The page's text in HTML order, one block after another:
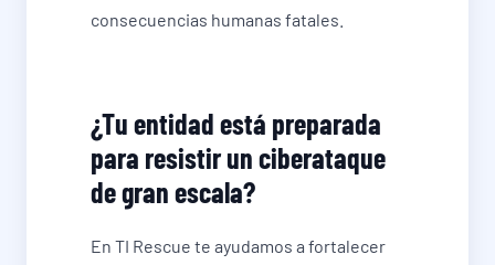
consecuencias humanas fatales.
¿Tu entidad está preparada
para resistir un ciberataque
de gran escala?
En TI Rescue te ayudamos a fortalecer